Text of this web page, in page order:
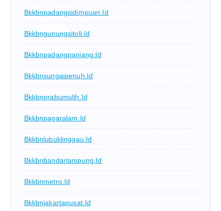
Bkkbnpadangsidimpuan.id
Bkkbngunungsitoli.id
Bkkbnpadangpanjang.id
Bkkbnsungaipenuh.id
Bkkbnprabumulih.id
Bkkbnpagaralam.id
Bkkbnlubuklinggau.id
Bkkbnbandarlampung.id
Bkkbnmetro.id
Bkkbnjakartapusat.id